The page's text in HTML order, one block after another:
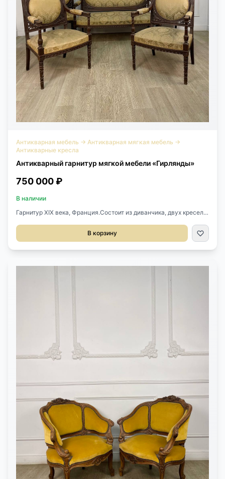
Антикварная мебель → Антикварная мягкая мебель →
Антикварные кресла
Антикварный гарнитур мягкой мебели «Гирлянды»
750 000 ₽
В наличии
Гарнитур XIX века, Франция.Состоит из диванчика, двух кресел и
резьба.Ткань оригинальная, требует замены.Размер стула
50х53х98h см.Высота сиденья 51 см.Размер кресла 65х63х102h
см.Высота сиденья 47 см.Размер дивана 141х70х102h
см.Высота сиденья 47 см.
В корзину